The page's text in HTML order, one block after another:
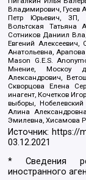
Владимирович, Гусев
Петр Юрьевич, ЗП,
Вольтская Татьяна
Сотников Даниил
Евгений Алексеевич,
Анатольевна,
Mason G.E.S.
Мнение, Москоу
Александрович,
Скворцова Елена
инагент, Кочетков
выборы,
Алина
Эмилевна, Хисамова
Источник: https://
03.12.2021
* Сведения
иностранного